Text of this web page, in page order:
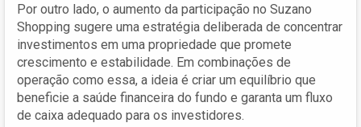
Por outro lado, o aumento da participação no Suzano
Shopping sugere uma estratégia deliberada de concentrar
investimentos em uma propriedade que promete
crescimento e estabilidade. Em combinações de
operação como essa, a ideia é criar um equilíbrio que
beneficie a saúde financeira do fundo e garanta um fluxo
de caixa adequado para os investidores.